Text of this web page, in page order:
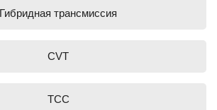
Гибридная трансмиссия
CVT
TCC